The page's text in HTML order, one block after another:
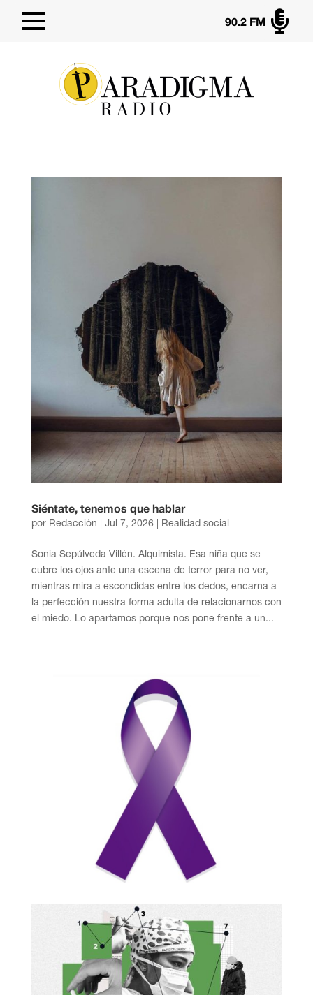

90.2 FM
Siéntate, tenemos que hablar
por Redacción Jul 7, 2026| Realidad social
Sonia Sepúlveda Villén. Alquimista. Esa niña que se
cubre los ojos ante una escena de terror para no ver,
mientras mira a escondidas entre los dedos, encarna a
la perfección nuestra forma adulta de relacionarnos con
el miedo. Lo apartamos porque nos pone frente a un...